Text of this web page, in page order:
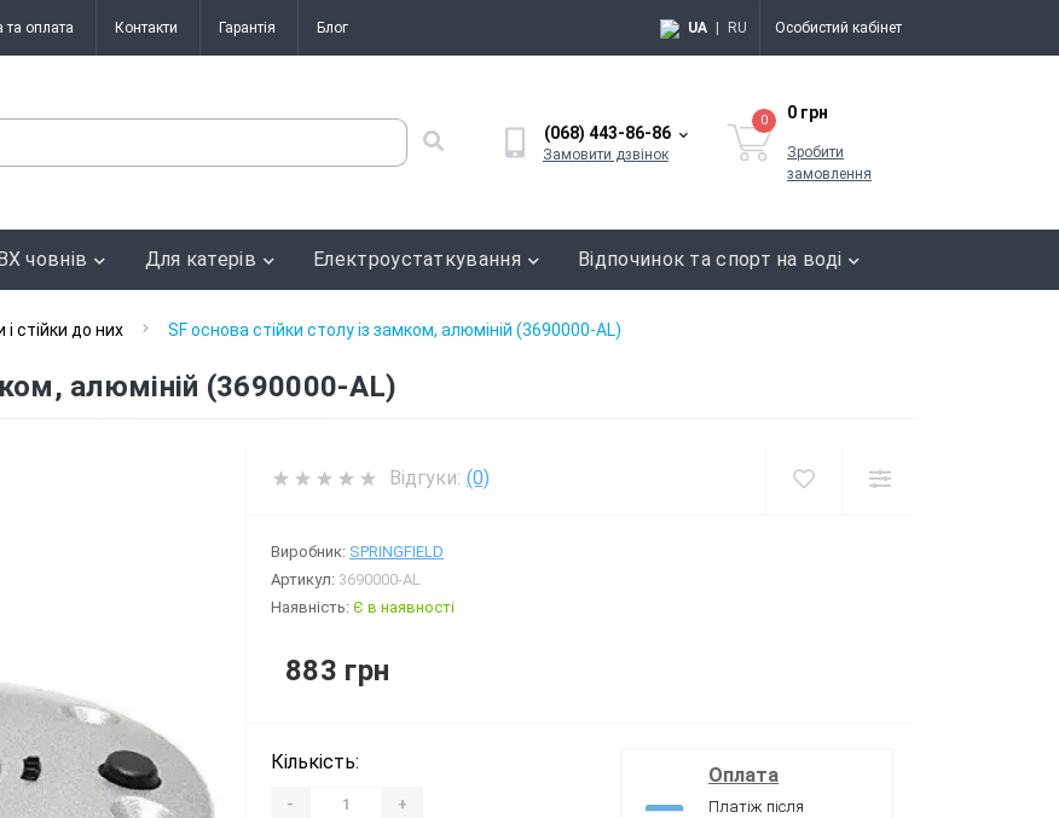
та оплата Контакти Гарантія Блог UA RU Особистий кабінет
(068) 443-86-86
Замовити дзвінок
0 0 грн
Зробити
замовлення
човнів Для катерів Електроустаткування Відпочинок та спорт на воді
і стійки до них SF основа стійки столу із замком, алюміній (3690000-AL)
алюміній (3690000-AL)
Відгуки: (0)
Виробник: SPRINGFIELD
Артикул: 3690000-AL
Наявність: Є в наявності
883 грн
Кількість:
- +
Оплата
Платіж після